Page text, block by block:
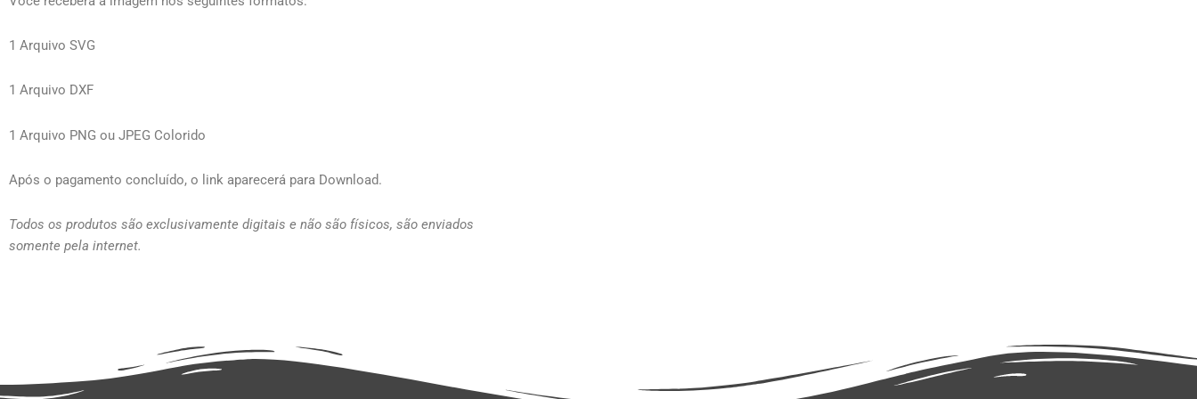
1 Arquivo SVG
1 Arquivo DXF
1 Arquivo PNG ou JPEG Colorido
Após o pagamento concluído, o link aparecerá para Download.
Todos os produtos são exclusivamente digitais e não são físicos, são enviados
somente pela internet.